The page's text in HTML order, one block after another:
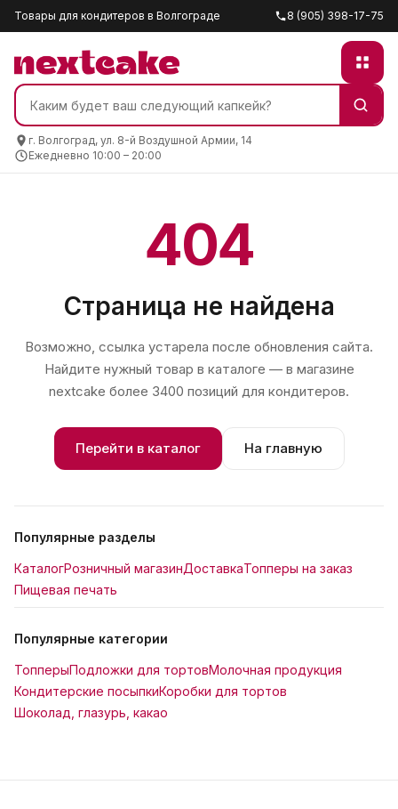
Товары для кондитеров в Волгограде 8 (905) 398-17-75
г. Волгоград, ул. 8-й Воздушной Армии, 14
Ежедневно 10:00 – 20:00
404
Страница не найдена
Возможно, ссылка устарела после обновления сайта.
Найдите нужный товар в каталоге — в магазине
nextcake более 3400 позиций для кондитеров.
Перейти в каталог На главную
Популярные разделы
КаталогРозничный магазинДоставкаТопперы на заказ
Пищевая печать
Популярные категории
ТопперыПодложки для тортовМолочная продукция
Кондитерские посыпкиКоробки для тортов
Шоколад, глазурь, какао